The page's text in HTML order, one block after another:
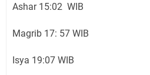
Ashar 15:02 WIB
Magrib 17: 57 WIB
Isya 19:07 WIB